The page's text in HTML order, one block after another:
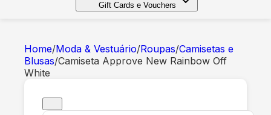
Gift Cards e Vouchers
Home/Moda & Vestuário/Roupas/Camisetas e
Blusas/Camiseta Approve New Rainbow Off
White